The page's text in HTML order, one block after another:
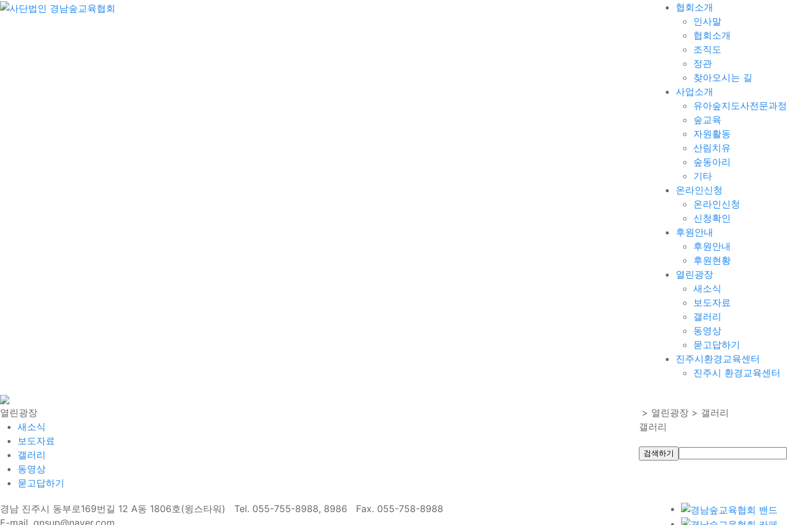
협회소개
인사말
협회소개
조직도
정관
찾아오시는 길
사업소개
유아숲지도사전문과정
숲교육
자원활동
산림치유
숲동아리
기타
온라인신청
온라인신청
신청확인
후원안내
후원안내
후원현황
열린광장
새소식
보도자료
갤러리
동영상
묻고답하기
진주시환경교육센터
진주시 환경교육센터
열린광장
새소식
보도자료
갤러리
동영상
묻고답하기
> 열린광장 > 갤러리
갤러리
경남 진주시 동부로169번길 12 A동 1806호(윙스타워) Tel. 055-755-8988, 8986
Fax. 055-758-8988
E-mail. gnsup@naver.com